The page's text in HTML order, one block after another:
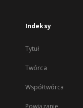
Indeksy
Tytuł
Twórca
Współtwórca
Powiązanie